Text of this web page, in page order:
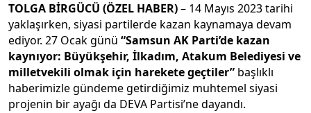
TOLGA BİRGÜCÜ (ÖZEL HABER)– 14 Mayıs 2023 tarihi
yaklaşırken, siyasi partilerde kazan kaynamaya devam
ediyor. 27 Ocak günü “Samsun AK Parti’de kazan
kaynıyor: Büyükşehir, İlkadım, Atakum Belediyesi ve
milletvekili olmak için harekete geçtiler” başlıklı
haberimizle gündeme getirdiğimiz muhtemel siyasi
projenin bir ayağı da DEVA Partisi’ne dayandı.